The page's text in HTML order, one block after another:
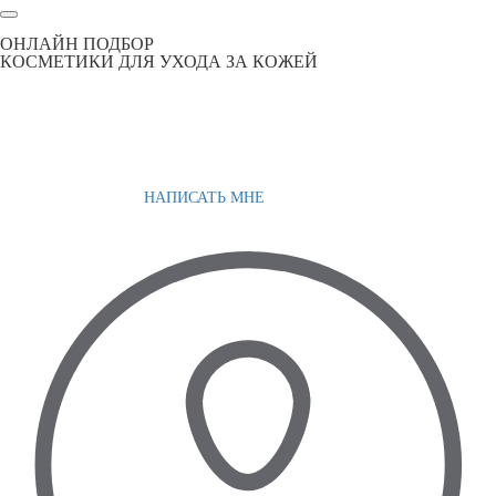
ОНЛАЙН ПОДБОР
КОСМЕТИКИ ДЛЯ УХОДА ЗА КОЖЕЙ
НАПИСАТЬ МНЕ